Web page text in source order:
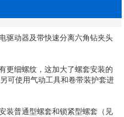
驱动器及带快速分离六角钻夹头
细螺纹，这加大了螺套安装的
可使用气动工具和卷带装护套进
装普通型螺套和锁紧型螺套（见